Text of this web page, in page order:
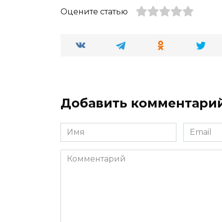
Оцените статью
Добавить
Имя Email
Комментарий